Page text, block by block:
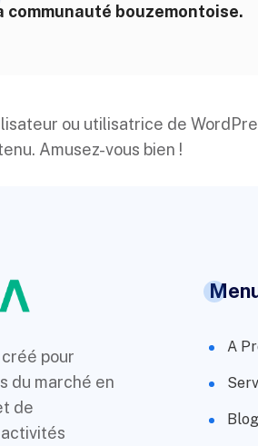
communauté bouzemontoise.
ou utilisatrice de
Amusez-vous bien !
pour
du marché en
de
A
Blog